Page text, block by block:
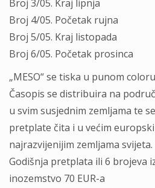
Broj 3/05. Kraj lipnja
Broj 4/05. Početak rujna
Broj 5/05. Kraj listopada
Broj 6/05. Početak prosinca
„MESO“ se tiska u punom
Časopis se distribuira na
u svim susjednim zemljama te
pretplate čita i u većim
najrazvijenijim zemljama svijeta.
Godišnja pretplata ili 6 brojeva
inozemstvo 70 EUR-a